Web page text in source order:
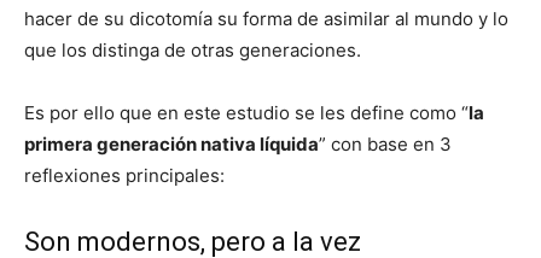
hacer de su dicotomía su forma de asimilar al mundo y lo
que los distinga de otras generaciones.
Es por ello que en este estudio se les define como “la
primera generación nativa líquida” con base en 3
reflexiones principales:
Son modernos, pero a la vez